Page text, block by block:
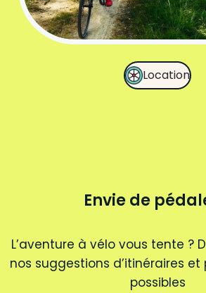
Location
Envie de
L’aventure à vélo vous tente ?
nos suggestions d’itinéraires
possibles